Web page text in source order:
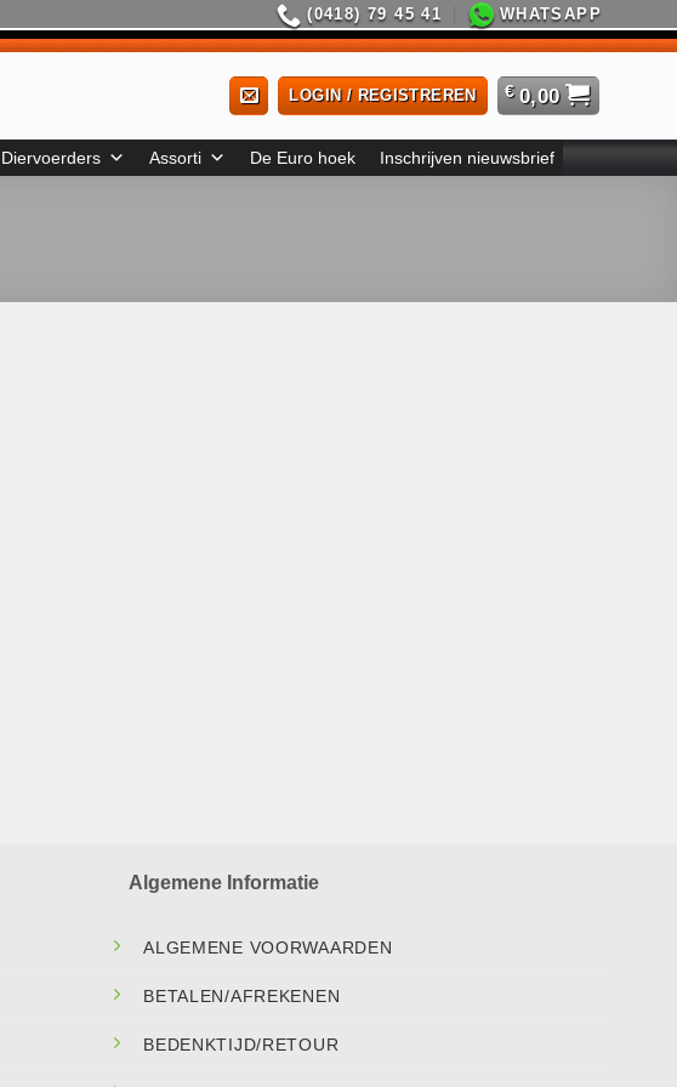
(0418) 79 45 41 WHATSAPP
LOGIN / REGISTREREN € 0,00
Diervoerders Assorti De Euro hoek Inschrijven nieuwsbrief
Algemene Informatie
ALGEMENE VOORWAARDEN
BETALEN/AFREKENEN
BEDENKTIJD/RETOUR